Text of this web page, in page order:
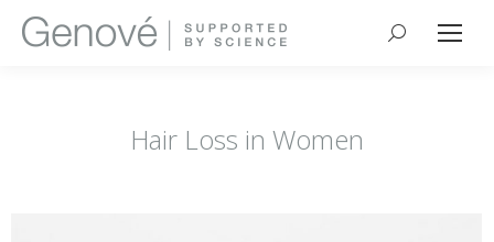
Search:
Hair Loss in Women